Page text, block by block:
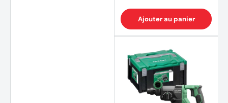
Ajouter au panier